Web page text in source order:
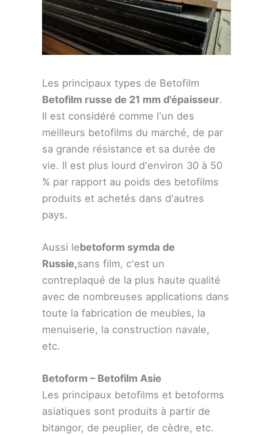
Les principaux types de Betofilm
Betofilm russe de 21 mm d'épaisseur.
Il est considéré comme l'un des
meilleurs betofilms du marché, de par
sa grande résistance et sa durée de
vie. Il est plus lourd d'environ 30 à 50
% par rapport au poids des betofilms
produits et achetés dans d'autres
pays.
Aussi lebetoform symda de
Russie,sans film, c'est un
contreplaqué de la plus haute qualité
avec de nombreuses applications dans
toute la fabrication de meubles, la
menuiserie, la construction navale,
etc.
Betoform – Betofilm Asie
Les principaux betofilms et betoforms
asiatiques sont produits à partir de
bitangor, de peuplier, de cèdre, etc.